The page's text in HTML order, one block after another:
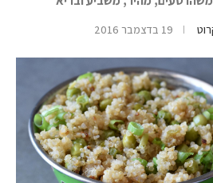
19 בדצמבר 2016